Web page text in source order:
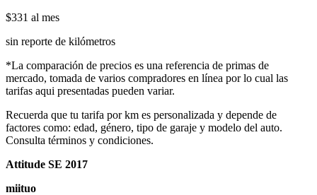
$331 al mes
sin reporte de kilómetros
*La comparación de precios es una referencia de primas de
mercado, tomada de varios compradores en línea por lo cual las
tarifas aqui presentadas pueden variar.
Recuerda que tu tarifa por km es personalizada y depende de
factores como: edad, género, tipo de garaje y modelo del auto.
Consulta términos y condiciones.
Attitude SE 2017
miituo